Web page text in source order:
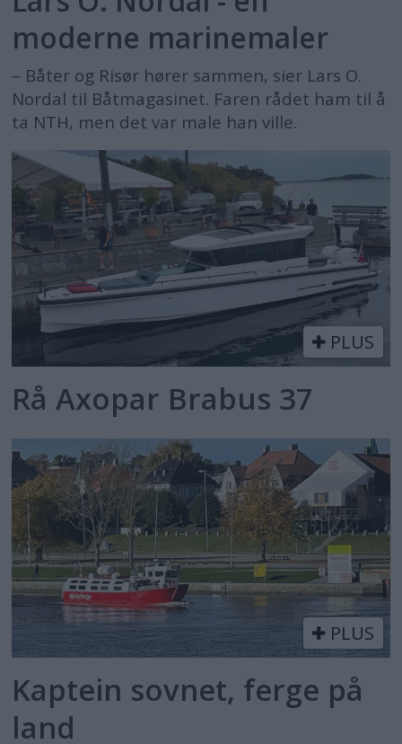
moderne marinemaler
– Båter og Risør hører sammen, sier Lars O.
Nordal til Båtmagasinet. Faren rådet ham til å
ta NTH, men det var male han ville.
PLUS
Rå Axopar Brabus 37
PLUS
Kaptein sovnet, ferge på
land